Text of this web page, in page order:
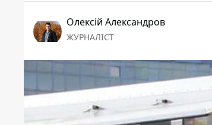
Олексій Александров
ЖУРНАЛІСТ